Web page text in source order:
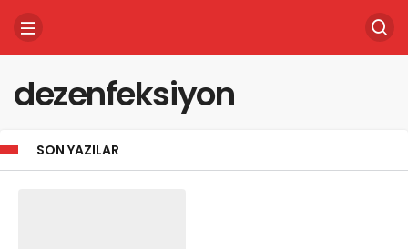
dezenfeksiyon
SON YAZILAR